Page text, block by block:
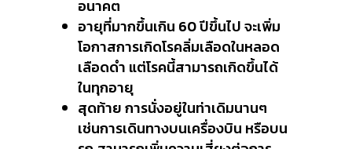
อนาคต
อายุที่มากขึ้นเกิน 60 ปีขึ้นไป จะเพิ่ม
โอกาสการเกิดโรคลิ่มเลือดในหลอด
เลือดดำ แต่โรคนี้สามารถเกิดขึ้นได้
ในทุกอายุ
สุดท้าย การนั่งอยู่ในท่าเดิมนานๆ
เช่นการเดินทางบนเครื่องบิน หรือบน